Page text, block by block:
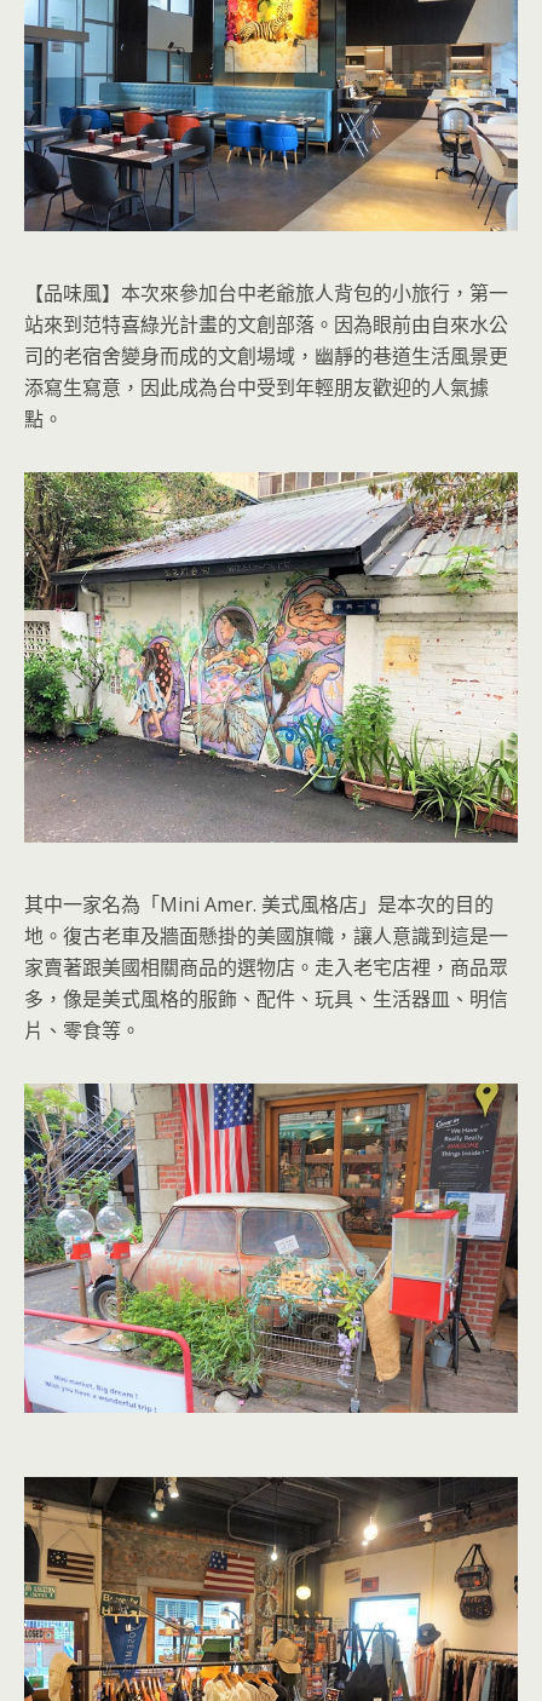
【品味風】本次來參加台中老爺旅人背包的小旅行，第一
站來到范特喜綠光計畫的文創部落。因為眼前由自來水公
司的老宿舍變身而成的文創場域，幽靜的巷道生活風景更
添寫生寫意，因此成為台中受到年輕朋友歡迎的人氣據
點。
其中一家名為「Mini Amer. 美式風格店」是本次的目的
地。復古老車及牆面懸掛的美國旗幟，讓人意識到這是一
家賣著跟美國相關商品的選物店。走入老宅店裡，商品眾
多，像是美式風格的服飾、配件、玩具、生活器皿、明信
片、零食等。